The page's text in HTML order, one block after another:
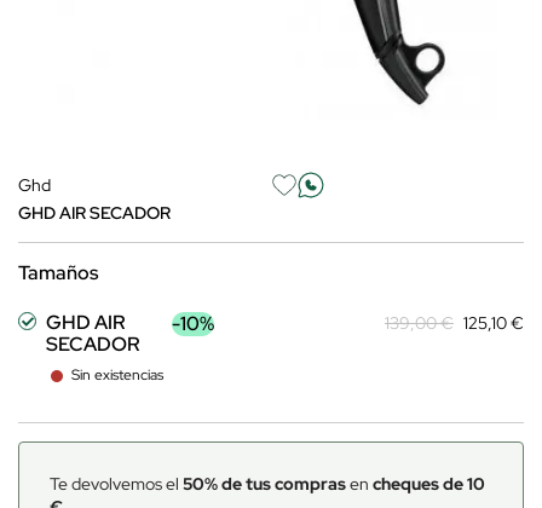
Ghd
GHD AIR SECADOR
Tamaños
GHD AIR
SECADOR
-10%
Sin existencias
139,00 € 125,10 €
Te devolvemos el 50% de tus comprasen cheques de 10